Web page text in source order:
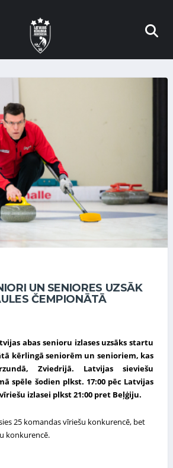
UN SENIORES UZSĀK
ČEMPIONĀTĀ
abas senioru izlasesuzsāks startu
kērlingā seniorēm un senioriem, kas
, Zviedrijā. Latvijas sieviešu
spēle šodien plkst. 17:00 pēc Latvijas
izlasei plkst 21:00 pret Beļģiju.
25 komandas vīriešu konkurencē, bet
konkurencē.